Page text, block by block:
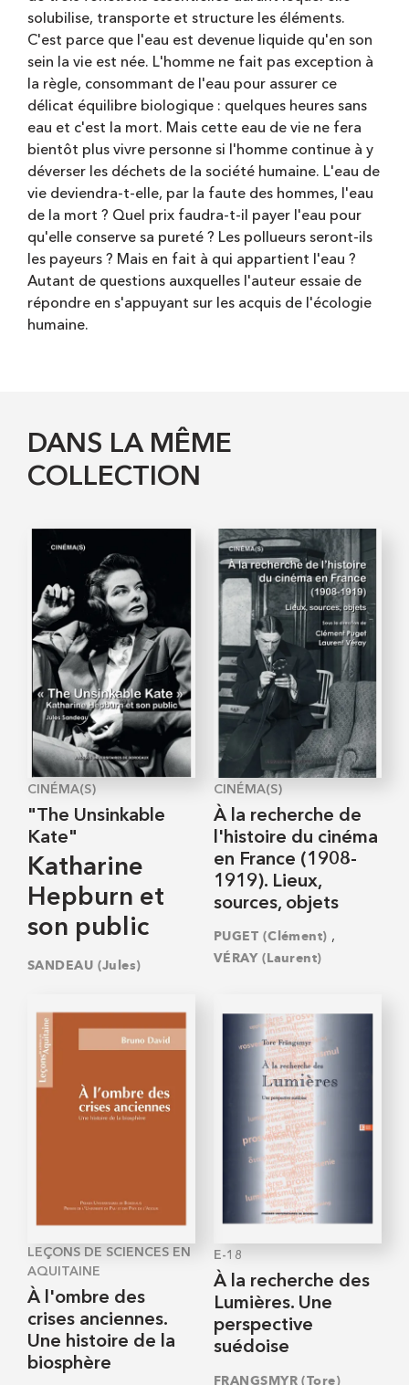
solubilise, transporte et structure les éléments.
C'est parce que l'eau est devenue liquide qu'en son
sein la vie est née. L'homme ne fait pas exception à
la règle, consommant de l'eau pour assurer ce
délicat équilibre biologique : quelques heures sans
eau et c'est la mort. Mais cette eau de vie ne fera
bientôt plus vivre personne si l'homme continue à y
déverser les déchets de la société humaine. L'eau de
vie deviendra-t-elle, par la faute des hommes, l'eau
de la mort ? Quel prix faudra-t-il payer l'eau pour
qu'elle conserve sa pureté ? Les pollueurs seront-ils
les payeurs ? Mais en fait à qui appartient l'eau ?
Autant de questions auxquelles l'auteur essaie de
répondre en s'appuyant sur les acquis de l'écologie
humaine.
DANS LA MÊME
COLLECTION
CINÉMA(S)
"The Unsinkable
Kate"
Katharine
Hepburn et
son public
SANDEAU (Jules)
CINÉMA(S)
À la recherche de
l'histoire du cinéma
en France (1908-
1919). Lieux,
sources, objets
PUGET (Clément) ,
VÉRAY (Laurent)
LEÇONS DE SCIENCES EN
AQUITAINE
À l'ombre des
crises anciennes.
Une histoire de la
biosphère
E-18
À la recherche des
Lumières. Une
perspective
suédoise
FRANGSMYR (Tore)